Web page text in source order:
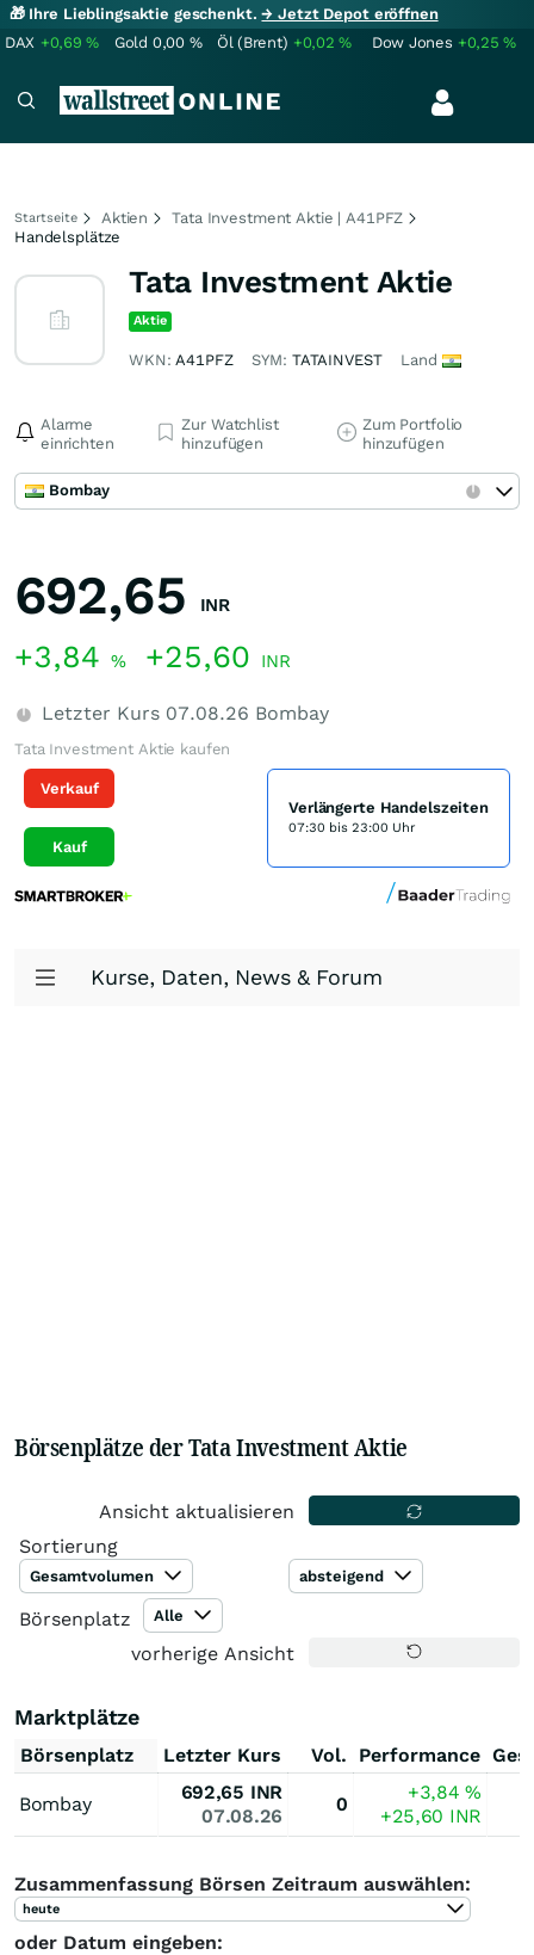
🎁 Ihre Lieblingsaktie geschenkt.→ Jetzt Depot eröffnen
DAX +0,69% Gold 0,00 % Öl (Brent) +0,02% Dow Jones +0,25%
Startseite Aktien
Tata Investment Aktie | A41PFZ
Handelsplätze
Tata Investment Aktie
Aktie
WKN:A41PFZ SYM: TATAINVEST Land
Alarme
einrichten
Zur Watchlist
hinzufügen
Zum Portfolio
hinzufügen
Bombay
692,65 INR
+3,84 % +25,60 INR
Letzter Kurs 07.08.26 Bombay
Tata Investment Aktie kaufen
Verkauf
Kauf
Verlängerte Handelszeiten
07:30 bis 23:00 Uhr
Kurse, Daten, News & Forum
Börsenplätze der Tata Investment Aktie
Ansicht aktualisieren
Sortierung
Gesamtvolumen absteigend
Börsenplatz Alle
vorherige Ansicht
Marktplätze
Börsenplatz Letzter Kurs Vol. Performance
Bombay
692,65 INR
07.08.26
0
+3,84%
+25,60 INR
Zusammenfassung Börsen Zeitraum auswählen:
heute
oder Datum eingeben: